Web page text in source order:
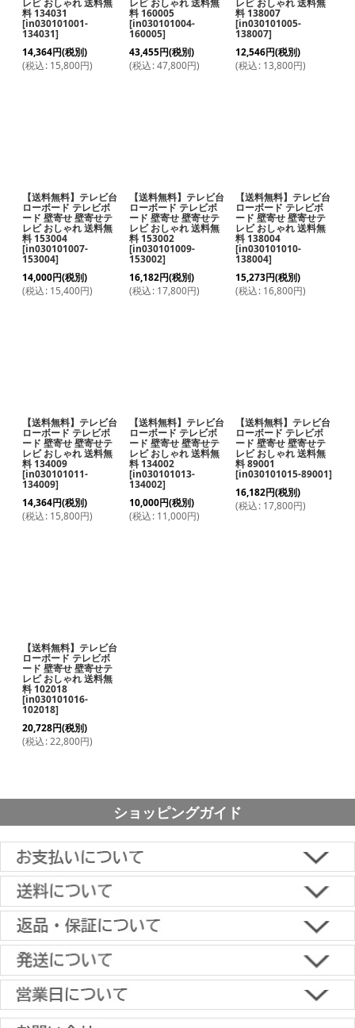
料 134031
[in030101001-
134031]
14,364円(税別)
(税込: 15,800円)
料 160005
[in030101004-
160005]
43,455円(税別)
(税込: 47,800円)
料 138007
[in030101005-
138007]
12,546円(税別)
(税込: 13,800円)
【送料無料】テレビ台
ローボード テレビボ
ード 壁寄せ 壁寄せテ
レビ おしゃれ 送料無
料 153004
[in030101007-
153004]
14,000円(税別)
(税込: 15,400円)
【送料無料】テレビ台
ローボード テレビボ
ード 壁寄せ 壁寄せテ
レビ おしゃれ 送料無
料 153002
[in030101009-
153002]
16,182円(税別)
(税込: 17,800円)
【送料無料】テレビ台
ローボード テレビボ
ード 壁寄せ 壁寄せテ
レビ おしゃれ 送料無
料 138004
[in030101010-
138004]
15,273円(税別)
(税込: 16,800円)
【送料無料】テレビ台
ローボード テレビボ
ード 壁寄せ 壁寄せテ
レビ おしゃれ 送料無
料 134009
[in030101011-
134009]
14,364円(税別)
(税込: 15,800円)
【送料無料】テレビ台
ローボード テレビボ
ード 壁寄せ 壁寄せテ
レビ おしゃれ 送料無
料 134002
[in030101013-
134002]
10,000円(税別)
(税込: 11,000円)
【送料無料】テレビ台
ローボード テレビボ
ード 壁寄せ 壁寄せテ
レビ おしゃれ 送料無
料 89001
[in030101015-89001]
16,182円(税別)
(税込: 17,800円)
【送料無料】テレビ台
ローボード テレビボ
ード 壁寄せ 壁寄せテ
レビ おしゃれ 送料無
料 102018
[in030101016-
102018]
20,728円(税別)
(税込: 22,800円)
ショッピングガイド
■下記よりお選びいただけます。
クレジットカード決済、代金引換、楽天ペイ、郵便振替、銀行振
込、スコア後払い、コンビニ決済、PayPayオンライン決済
※一部適用外の地域や商品がありますのでご了承ください。
【返品・キャンセルについて】
原則として返品は受け付けておりません。
金具に関しては、条件を満たしている場合は返品をお受けいたしま
す。
【初期不良・保証について】
土日祝日も当日出荷いたします